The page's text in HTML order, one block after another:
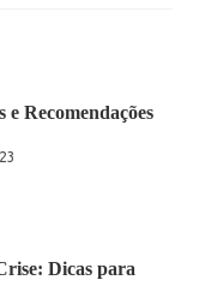
Recomendações
Dicas para